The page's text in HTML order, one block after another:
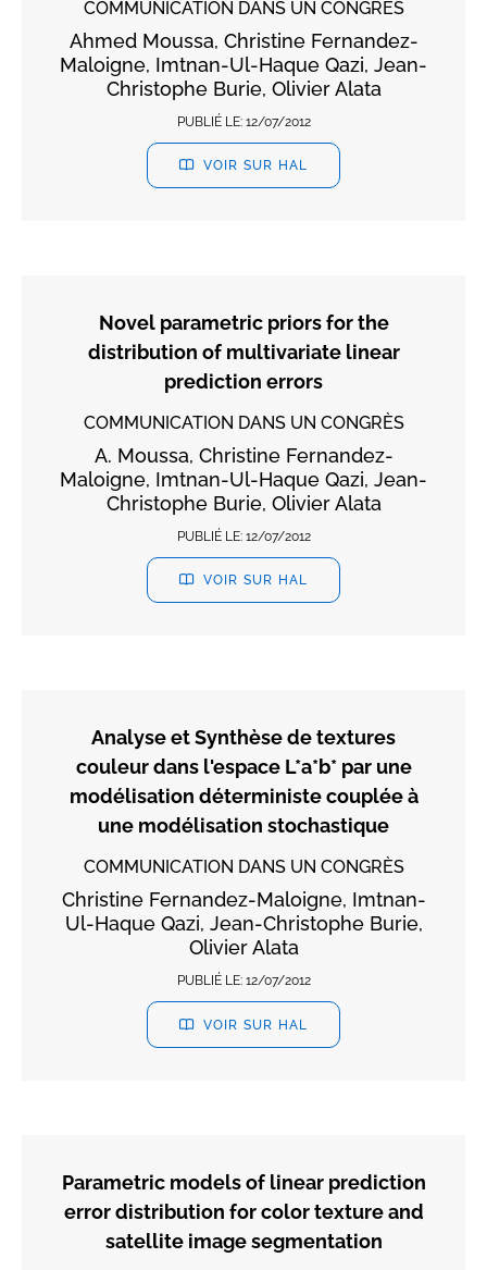
COMMUNICATION DANS UN CONGRÈS
Ahmed Moussa, Christine Fernandez-
Maloigne, Imtnan-Ul-Haque Qazi, Jean-
Christophe Burie, Olivier Alata
PUBLIÉ LE: 12/07/2012
VOIR SUR HAL
Novel parametric priors for the
distribution of multivariate linear
prediction errors
COMMUNICATION DANS UN CONGRÈS
A. Moussa, Christine Fernandez-
Maloigne, Imtnan-Ul-Haque Qazi, Jean-
Christophe Burie, Olivier Alata
PUBLIÉ LE: 12/07/2012
VOIR SUR HAL
Analyse et Synthèse de textures
couleur dans l'espace L*a*b* par une
modélisation déterministe couplée à
une modélisation stochastique
COMMUNICATION DANS UN CONGRÈS
Christine Fernandez-Maloigne, Imtnan-
Ul-Haque Qazi, Jean-Christophe Burie,
Olivier Alata
PUBLIÉ LE: 12/07/2012
VOIR SUR HAL
Parametric models of linear prediction
error distribution for color texture and
satellite image segmentation